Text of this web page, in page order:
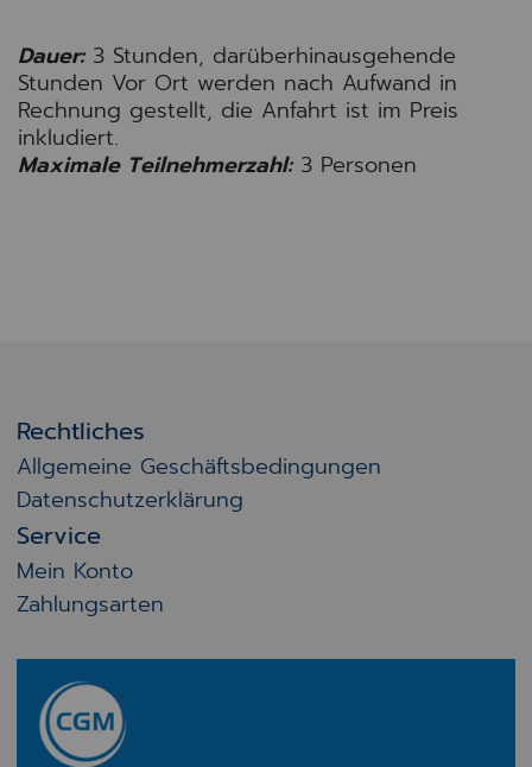
Dauer:3 Stunden, darüberhinausgehende
Stunden Vor Ort werden nach Aufwand in
Rechnung gestellt, die Anfahrt ist im Preis
inkludiert.
Maximale Teilnehmerzahl:3 Personen
Rechtliches
Allgemeine Geschäftsbedingungen
Datenschutzerklärung
Service
Mein Konto
Zahlungsarten